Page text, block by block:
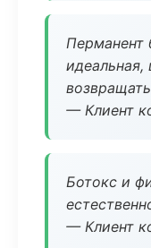
идеальная,
— Клиент
Ботокс и
— Клиент